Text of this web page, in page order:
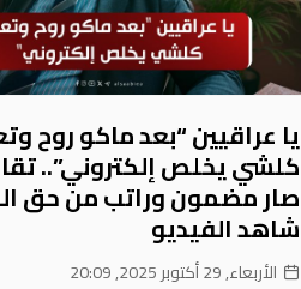
يا عراقيين “بعد ماكو روح
كلشي يخلص إلكتروني”..
صار مضمون وراتب من حق
شاهد الفيديو
الأربعاء, 29 أكتوبر 2025, 20:09